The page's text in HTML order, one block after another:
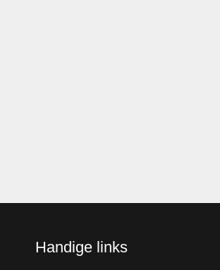
Handige links